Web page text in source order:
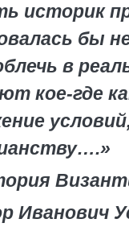
историк
бы
в
кое-где
Иванович